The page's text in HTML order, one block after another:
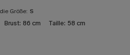
Größe: S
Brust: 86 cm Taille: 58 cm